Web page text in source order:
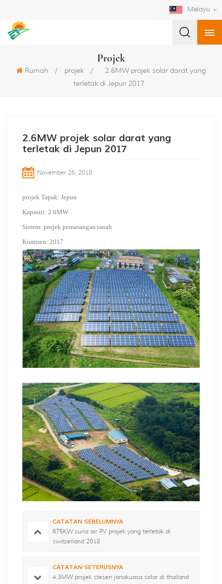
Melayu
Projek
Rumah / projek /
2.6MW projek solar darat yang
terletak di Jepun 2017
2.6MW projek solar darat yang
terletak di Jepun 2017
November 26, 2018
projek Tapak: Jepun
Kapasiti: 2.6MW
Sistem: projek pemasangan tanah
Komisen: 2017
CATATAN SEBELUMNYA
675KW suria air PV projek yang terletak di
switzerland 2018
CATATAN SETERUSNYA
4.3MW projek stesen janakuasa solar di thailand